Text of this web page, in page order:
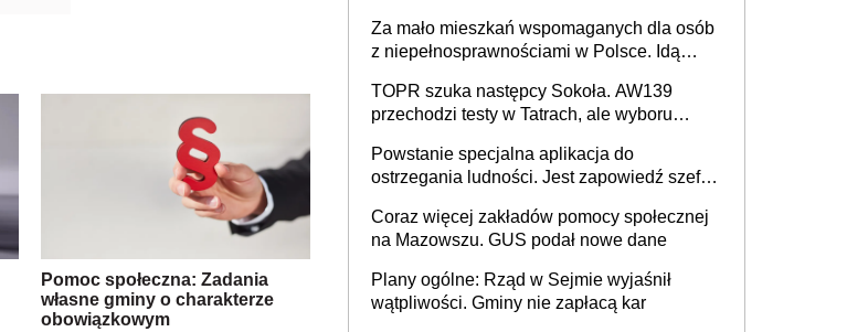
Pomoc społeczna: Zadania
własne gminy o charakterze
obowiązkowym
Za mało mieszkań wspomaganych dla osób
z niepełnosprawnościami w Polsce. Idą
TOPR szuka następcy Sokoła. AW139
przechodzi testy w Tatrach, ale wyboru
Powstanie specjalna aplikacja do
ostrzegania ludności. Jest zapowiedź szefa
Coraz więcej zakładów pomocy społecznej
na Mazowszu. GUS podał nowe dane
Plany ogólne: Rząd w Sejmie wyjaśnił
wątpliwości. Gminy nie zapłacą kar